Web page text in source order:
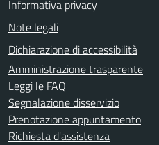
Informativa privacy
Note legali
Dichiarazione di accessibilità
Amministrazione trasparente
Leggi le FAQ
Segnalazione disservizio
Prenotazione appuntamento
Richiesta d'assistenza